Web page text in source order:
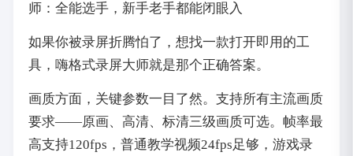
师：全能选手，新手老手都能闭眼入
如果你被录屏折腾怕了，想找一款打开即用的工
具，嗨格式录屏大师就是那个正确答案。
画质方面，关键参数一目了然。支持所有主流画质
要求——原画、高清、标清三级画质可选。帧率最
高支持120fps，普通教学视频24fps足够，游戏录